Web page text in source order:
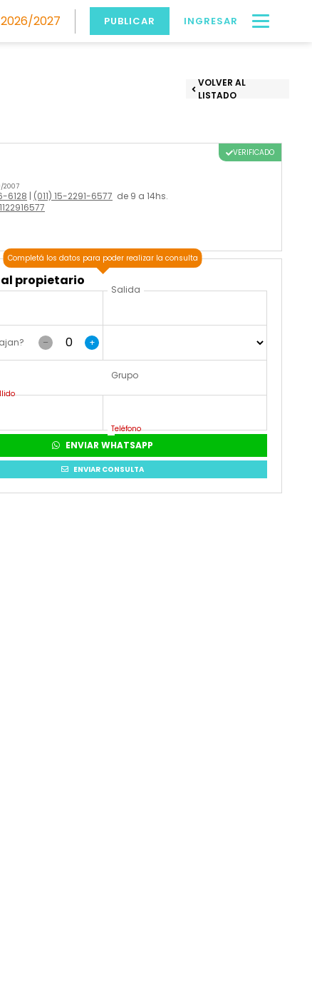
2027 PUBLICAR INGRESAR
VOLVER AL
LISTADO
2007
6128 | (011) 15-2291-6577 de 9 a 14hs.
1122916577
VERIFICADO
propietario
Completá los datos para poder realizar la consulta
Salida
– +
Grupo
Teléfono